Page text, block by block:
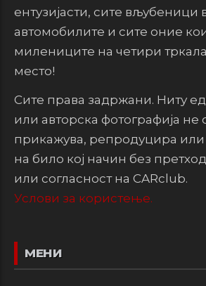
ентузијасти, сите вљубеници
автомобилите и сите оние
милениците на четири
место!
Сите права задржани. Ниту
или авторска фотографија не
прикажува, репродуцира
на било кој начин без
или согласност на CARclub.
Услови за користење.
МЕНИ